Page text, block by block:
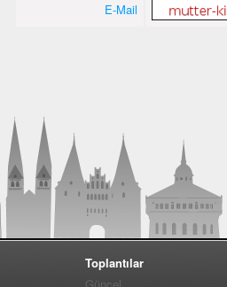
E-Mail
Toplantılar